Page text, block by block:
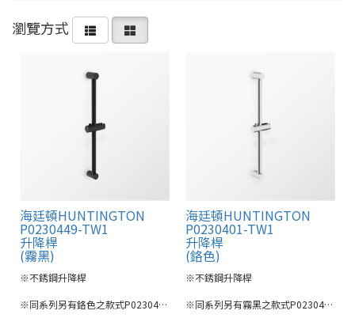
瀏覽方式
海廷頓HUNTINGTON
P0230449-TW1
升降桿
(霧黑)
※不銹鋼升降桿
※同系列另有鉻色之款式P0230401-TW1
海廷頓HUNTINGTON
P0230401-TW1
升降桿
(鉻色)
※不銹鋼升降桿
※同系列另有霧黑之款式P0230449-TW1